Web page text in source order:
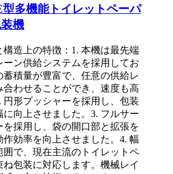
多機能トイレットペーパ
機
構造上の特徴：1. 本機は最先端
ーン供給システムを採用してお
蓄積量が豊富で、任意の供給レ
合わせることができ、速度も高
円形プッシャーを採用し、包装
に向上させました。3. フルサー
を採用し、袋の開口部と拡張を
作効率を向上させました。4. 幅
囲で、現在主流のトイレットペ
ね包装に対応します。機械レイ